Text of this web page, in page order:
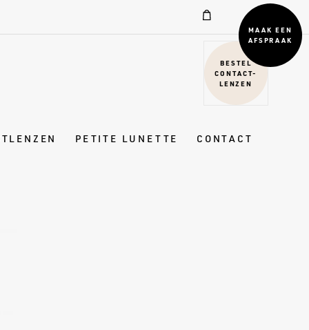
MAAK EEN
AFSPRAAK
BESTEL
CONTACT-
LENZEN
PETITE LUNETTE CONTACT